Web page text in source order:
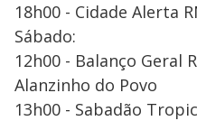
18h00 - Cidade Alerta
Sábado:
12h00 - Balanço Geral
Alanzinho do Povo
13h00 - Sabadão